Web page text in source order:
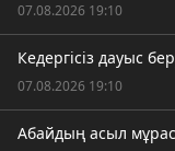
07.08.2026 19:10
Кедергісіз дауыс
07.08.2026 19:10
Абайдың асыл